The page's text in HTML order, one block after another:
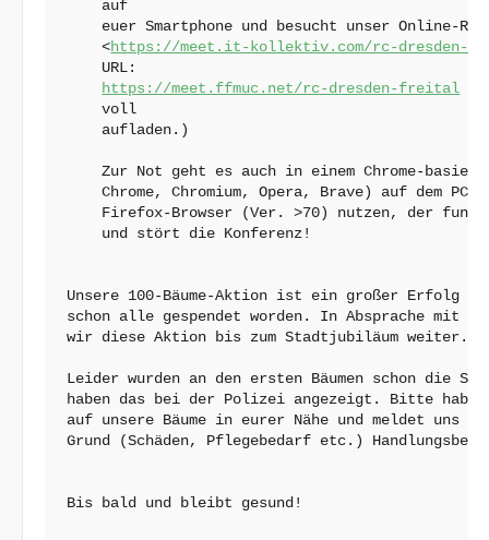
    auf
euer Smartphone und besucht unser Online-
    <
https://meet.it-kollektiv.com/rc-dresden-
    URL:
https://meet.ffmuc.net/rc-dresden-freital
    voll
    aufladen.)
Zur Not geht es auch in einem Chrome-
Chrome, Chromium, Opera, Brave) auf dem PC.
Firefox-Browser (Ver. >70) nutzen, der
    und stört die Konferenz!
Unsere 100-Bäume-Aktion ist ein großer Erfolg
schon alle gespendet worden. In Absprache mit
wir diese Aktion bis zum Stadtjubiläum weiter.
Leider wurden an den ersten Bäumen schon die
haben das bei der Polizei angezeigt. Bitte habt
auf unsere Bäume in eurer Nähe und meldet uns
Grund (Schäden, Pflegebedarf etc.)
Bis bald und bleibt gesund!